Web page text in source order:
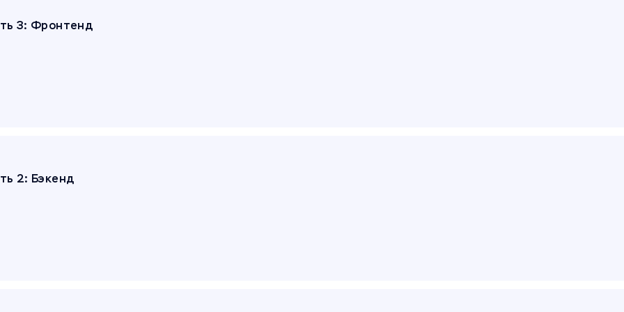
3: Фронтенд
2: Бэкенд